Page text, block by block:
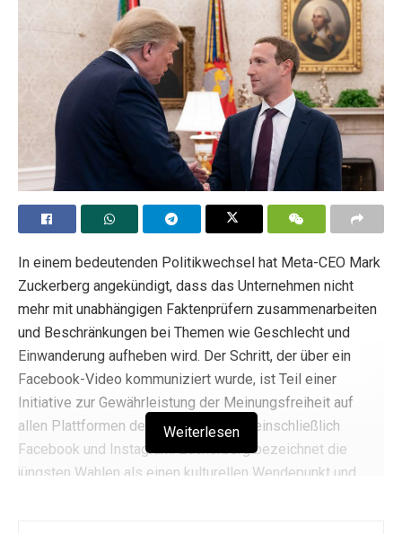
In einem bedeutenden Politikwechsel hat Meta-CEO Mark
Zuckerberg angekündigt, dass das Unternehmen nicht
mehr mit unabhängigen Faktenprüfern zusammenarbeiten
und Beschränkungen bei Themen wie Geschlecht und
Einwanderung aufheben wird. Der Schritt, der über ein
Facebook-Video kommuniziert wurde, ist Teil einer
Initiative zur Gewährleistung der Meinungsfreiheit auf
allen Plattformen des Unternehmens, einschließlich
Facebook und Instagram. Zuckerberg bezeichnet die
jüngsten Wahlen als einen kulturellen Wendepunkt und
Weiterlesen